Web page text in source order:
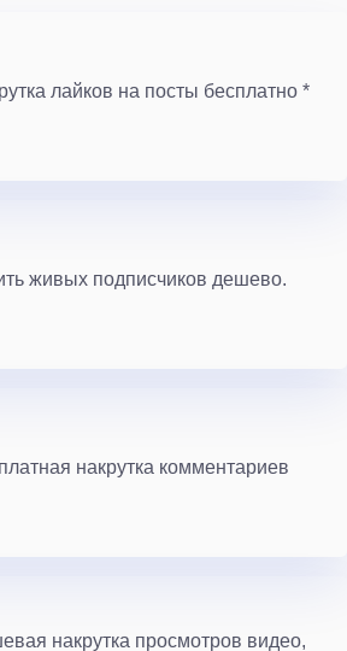
лайков на посты бесплатно *
живых подписчиков дешево.
накрутка комментариев
накрутка просмотров видео,